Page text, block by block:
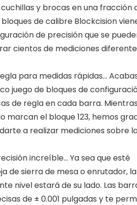
y brocas en una fracción
de calibre Blockcision
de precisión que se
cientos de mediciones
para medidas rápidas…
juego de bloques de
de regla en cada barra.
marcan el bloque 123, hemos
a realizar mediciones sobre
increíble… Ya sea que esté
de sierra de mesa o enrutador, la
nivel estará de su lado. Las
de ± 0.001 pulgadas y te